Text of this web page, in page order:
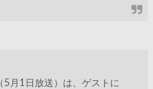
月1日放送）は、ゲストに